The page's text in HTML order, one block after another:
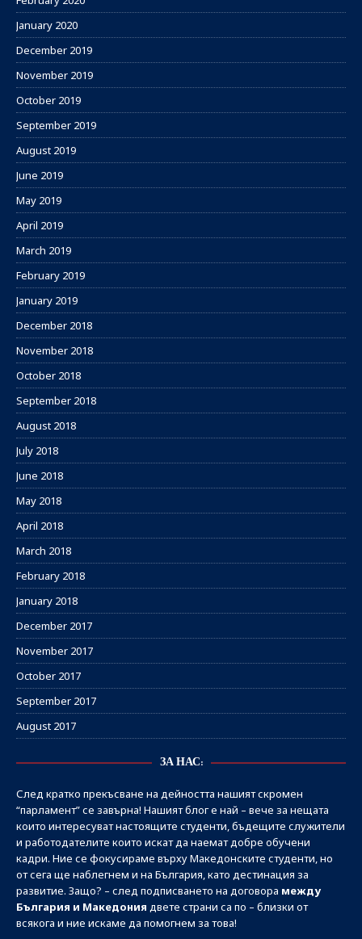
January 2020
December 2019
November 2019
October 2019
September 2019
August 2019
June 2019
May 2019
April 2019
March 2019
February 2019
January 2019
December 2018
November 2018
October 2018
September 2018
August 2018
July 2018
June 2018
May 2018
April 2018
March 2018
February 2018
January 2018
December 2017
November 2017
October 2017
September 2017
August 2017
ЗА НАС:
След кратко прекъсване на дейността нашият скромен
“парламент” се завърна! Нашият блог е най – вече за нещата
които интересуват настоящите студенти, бъдещите служители
и работодателите които искат да наемат добре обучени
кадри. Ние се фокусираме върху Македонските студенти, но
от сега ще наблегнем и на България, като дестинация за
развитие. Защо? – след подписването на договора между
България и Македония двете страни са по – близки от
всякога и ние искаме да помогнем за това!